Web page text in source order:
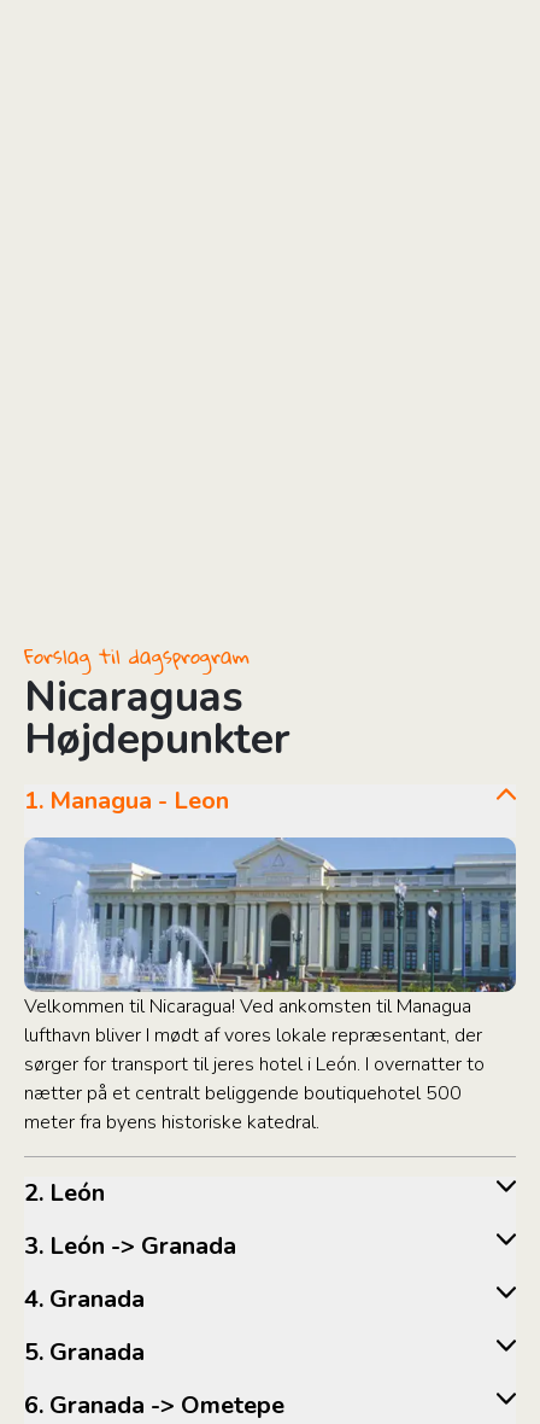
Forslag til dagsprogram
Nicaraguas
Højdepunkter
1. Managua - Leon
Velkommen til Nicaragua! Ved ankomsten til Managua
lufthavn bliver I mødt af vores lokale repræsentant, der
sørger for transport til jeres hotel i León. I overnatter to
nætter på et centralt beliggende boutiquehotel 500
meter fra byens historiske katedral.
2. León
3. León -> Granada
4. Granada
5. Granada
6. Granada -> Ometepe